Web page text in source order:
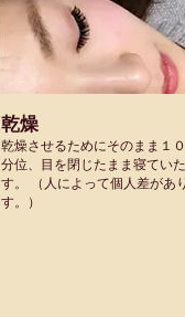
乾燥
乾燥させるためにそのまま１
分位、目を閉じたまま寝てい
す。 （人によって個人差があ
す。）